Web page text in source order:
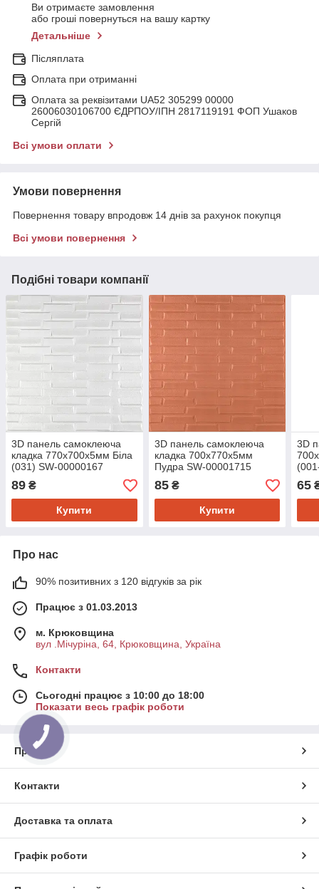
Ви отримаєте замовлення
або гроші повернуться на вашу картку
Детальніше
Післяплата
Оплата при отриманні
Оплата за реквізитами UA52 305299 00000
26006030106700 ЄДРПОУ/ІПН 2817119191 ФОП Ушаков
Сергій
Всі умови оплати
Умови повернення
Повернення товару впродовж 14 днів за рахунок покупця
Всі умови повернення
Подібні товари компанії
3D панель самоклеюча
кладка 770х700х5мм Біла
(031) SW-00000167
89 ₴
Купити
3D панель самоклеюча
кладка 700x770x5мм
Пудра SW-00001715
85₴
Купити
3D
65
Про нас
90% позитивних з 120 відгуків за рік
Працює з 01.03.2013
м. Крюковщина
вул .Мічуріна, 64, Крюковщина, Україна
Контакти
Сьогодні працює з 10:00 до 18:00
Показати весь графік роботи
Про нас
Контакти
Доставка та оплата
Графік роботи